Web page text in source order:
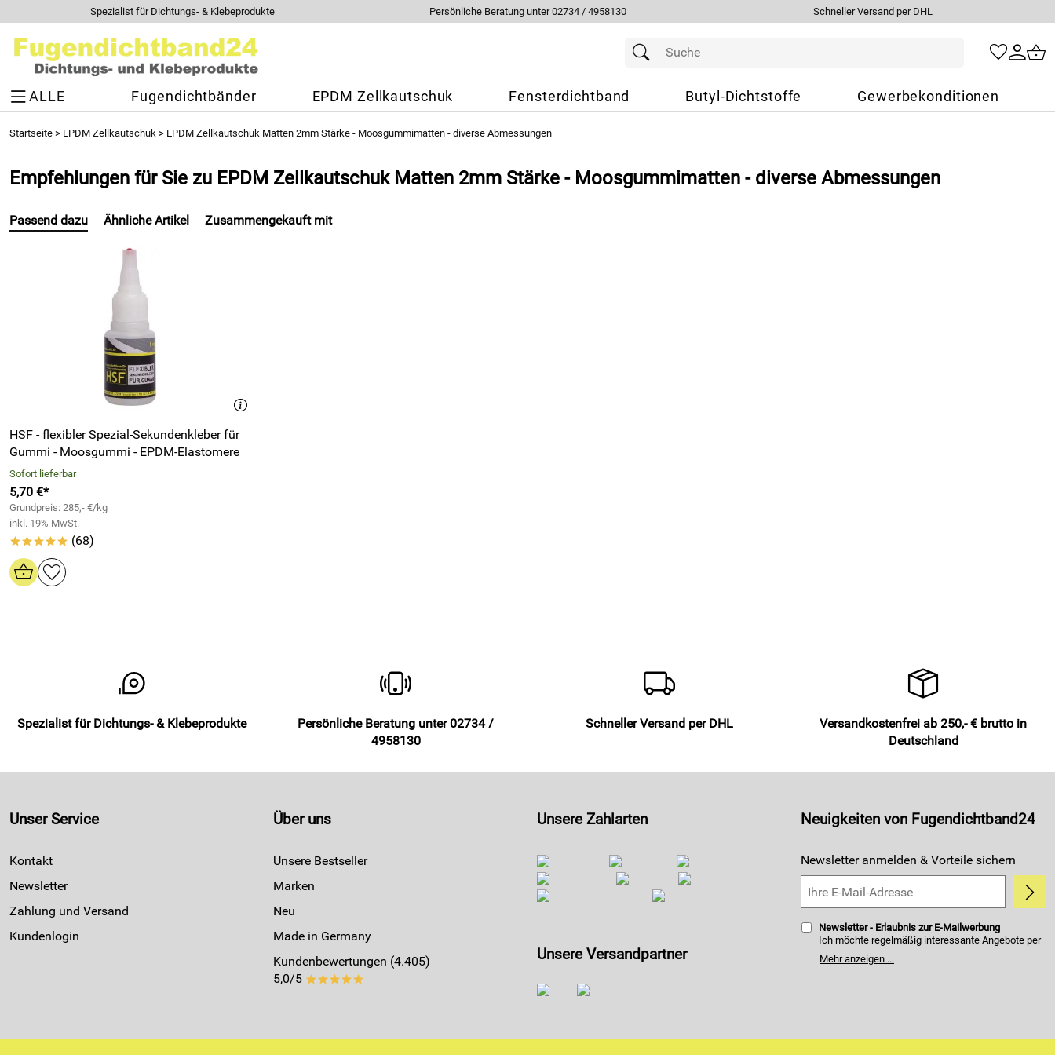
Spezialist für Dichtungs- & Klebeprodukte Persönliche Beratung unter 02734 / 4958130 Schneller Versand per DHL
ALLE Fugendichtbänder EPDM Zellkautschuk Fensterdichtband Butyl-Dichtstoffe Gewerbekonditionen
Startseite > EPDM Zellkautschuk > EPDM Zellkautschuk Matten 2mm Stärke - Moosgummimatten - diverse Abmessungen
Empfehlungen für Sie zu EPDM Zellkautschuk Matten 2mm Stärke - Moosgummimatten - diverse Abmessungen
Passend dazu
HSF - flexibler Spezial-Sekundenkleber für
Gummi - Moosgummi - EPDM-Elastomere
Sofort lieferbar
5,70 €*
Grundpreis: 285,- €/kg
inkl. 19% MwSt.
***** (68)
Ähnliche Artikel Zusammengekauft mit
Spezialist für Dichtungs- & Klebeprodukte
Persönliche Beratung unter 02734 /
4958130
Schneller Versand per DHL
Versandkostenfrei ab 250,- € brutto in
Deutschland
Unser Service
Kontakt
Newsletter
Zahlung und Versand
Kundenlogin
Über uns
Unsere Bestseller
Marken
Neu
Made in Germany
Kundenbewertungen (4.405)
5,0/5 *****
Unsere Zahlarten
Unsere Versandpartner
Neuigkeiten von Fugendichtband24
Newsletter anmelden & Vorteile sichern
Newsletter - Erlaubnis zur E-Mailwerbung
Ich möchte regelmäßig interessante Angebote per
E-Mail erhalten. Meine E-Mail-Adresse wird nicht an
andere Unternehmen weitergegeben. Zu
Mehr anzeigen ...